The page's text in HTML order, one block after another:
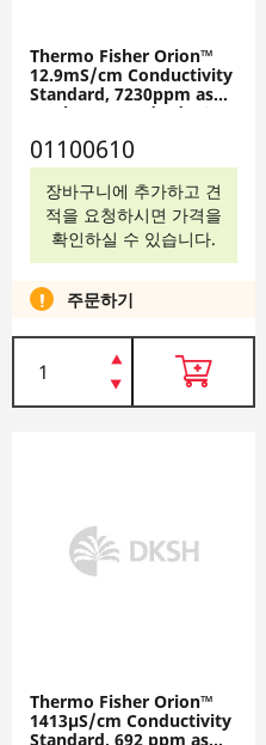
Thermo Fisher Orion™
12.9mS/cm Conductivity
Standard, 7230ppm as
NaCl TDS Standard, 10 x
01100610
장바구니에 추가하고 견
적을 요청하시면 가격을
확인하실 수 있습니다.
주문하기
Thermo Fisher Orion™
1413µS/cm Conductivity
Standard, 692 ppm as